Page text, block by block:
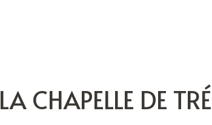
LA CHAPELLE DE